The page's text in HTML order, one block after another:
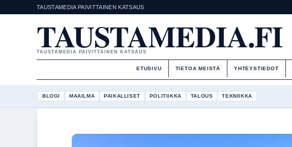
TAUSTAMEDIA PAIVITTAINEN KATSAUS
TAUSTAMEDIA.FI
TAUSTAMEDIA PAIVITTAINEN KATSAUS
ETUSIVU TIETOA MEISTÄ YHTEYSTIEDOT
BLOGI MAAILMA PAIKALLISET POLITIIKKA TALOUS TEKNIIKKA